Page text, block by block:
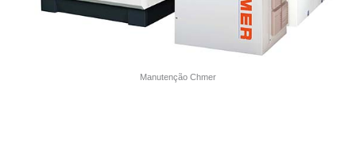
Manutenção Chmer